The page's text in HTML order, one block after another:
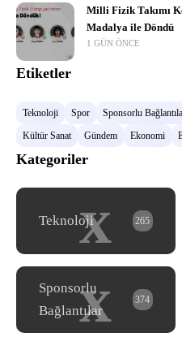
Milli Fizik Takımı
Madalya ile Döndü
1 GÜN ÖNCE
Etiketler
Teknoloji Spor Sponsorlu
Kültür Sanat
Gündem Ekonomi
Kategoriler
x
Teknoloji 265
x
Sponsorlu
Bağlantılar
374